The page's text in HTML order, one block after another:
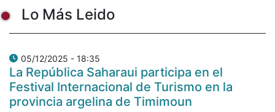
Lo Más Leido
05/12/2025 - 18:35
La República Saharaui participa en el
Festival Internacional de Turismo en la
provincia argelina de Timimoun